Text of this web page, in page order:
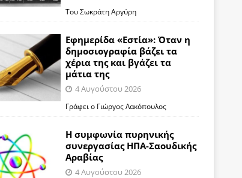
Του Σωκράτη Αργύρη
Εφημερίδα «Εστία»: Όταν η
δημοσιογραφία βάζει τα
χέρια της και βγάζει τα
μάτια της
4 Αυγούστου 2026
Γράφει ο Γιώργος Λακόπουλος
Η συμφωνία πυρηνικής
συνεργασίας ΗΠΑ-Σαουδικής
Αραβίας
4 Αυγούστου 2026